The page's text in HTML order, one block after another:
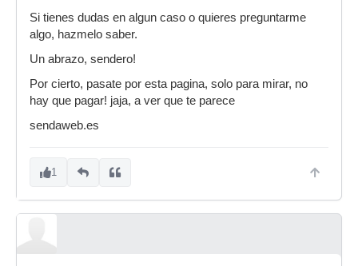
Si tienes dudas en algun caso o quieres preguntarme
algo, hazmelo saber.
Un abrazo, sendero!
Por cierto, pasate por esta pagina, solo para mirar, no
hay que pagar! jaja, a ver que te parece
sendaweb.es
1